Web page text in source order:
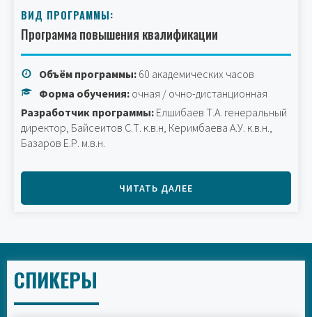
ВИД ПРОГРАММЫ:
Программа повышения квалификации
Объём программы: 60 академических часов
Форма обучения: очная / очно-дистанционная
Разработчик программы: Елшибаев Т.А. генеральный
директор, Байсеитов С.Т. к.в.н, Керимбаева А.У. к.в.н.,
Базаров Е.Р. м.в.н.
ЧИТАТЬ ДАЛЕЕ
СПИКЕРЫ